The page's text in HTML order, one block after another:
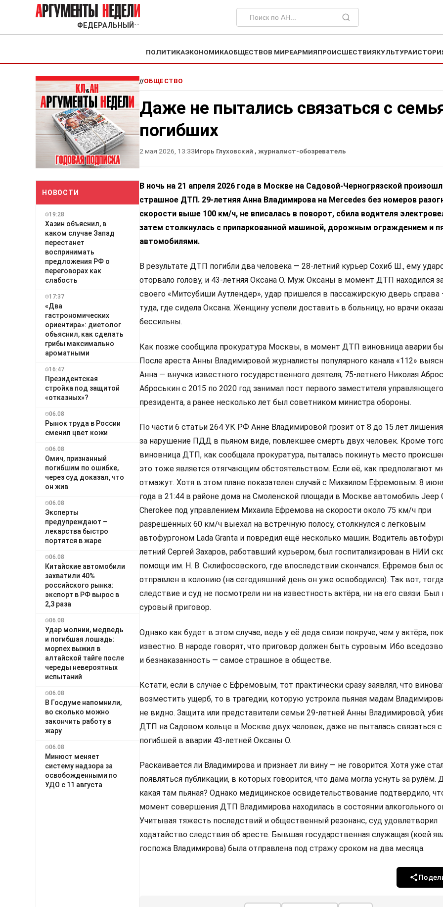
ФЕДЕРАЛЬНЫЙ ﹀
ПОЛИТИКАЭКОНОМИКАОБЩЕСТВОВ МИРЕАРМИЯПРОИСШЕСТВИЯКУЛЬТУРА
НОВОСТИ
19:28
Хазин объяснил, в
каком случае Запад
перестанет
воспринимать
предложения РФ о
переговорах как
слабость
17:37
«Два
гастрономических
ориентира»: диетолог
объяснил, как сделать
грибы максимально
ароматными
16:47
Президентская
стройка под защитой
«отказных»?
06.08
Рынок труда в России
сменил цвет кожи
06.08
Омич, признанный
погибшим по ошибке,
через суд доказал, что
он жив
06.08
Эксперты
предупреждают –
лекарства быстро
портятся в жаре
06.08
Китайские автомобили
захватили 40%
российского рынка:
экспорт в РФ вырос в
2,3 раза
06.08
Удар молнии, медведь
и погибшая лошадь:
морпех выжил в
алтайской тайге после
череды невероятных
испытаний
06.08
В Госдуме напомнили,
во сколько можно
закончить работу в
жару
06.08
Минюст меняет
систему надзора за
освобожденными по
УДО с 11 августа
//ОБЩЕСТВО
Даже не пытались связаться с
погибших
2 мая 2026, 13:33Игорь Глуховский , журналист-обозреватель
В ночь на 21 апреля 2026 года в Москве на Садовой-Черногрязской
страшное ДТП. 29-летняя Анна Владимирова на Mercedes без номеров
скорости выше 100 км/ч, не вписалась в поворот, сбила водителя
затем столкнулась с припаркованной машиной, дорожным ограждением и
автомобилями.
В результате ДТП погибли два человека — 28-летний курьер Сохиб Ш., ему
оторвало голову, и 43-летняя Оксана О. Муж Оксаны в момент ДТП находился
своего «Митсубиши Аутлендер», удар пришелся в пассажирскую дверь справа
туда, где сидела Оксана. Женщину успели доставить в больницу, но врачи
бессильны.
Как позже сообщила прокуратура Москвы, в момент ДТП виновница аварии
После ареста Анны Владимировой журналисты популярного канала «112»
Анна — внучка известного государственного деятеля, 75-летнего Николая
Аброськин с 2015 по 2020 год занимал пост первого заместителя
президента, а ранее несколько лет был советником министра обороны.
По части 6 статьи 264 УК РФ Анне Владимировой грозит от 8 до 15 лет
за нарушение ПДД в пьяном виде, повлекшее смерть двух человек. Кроме
виновница ДТП, как сообщала прокуратура, пыталась покинуть место
это тоже является отягчающим обстоятельством. Если её, как предполагают
отмажут. Хотя в этом плане показателен случай с Михаилом Ефремовым. 8
года в 21:44 в районе дома на Смоленской площади в Москве автомобиль Jeep
Cherokee под управлением Михаила Ефремова на скорости около 75 км/ч при
разрешённых 60 км/ч выехал на встречную полосу, столкнулся с легковым
автофургоном Lada Granta и повредил ещё несколько машин. Водитель
летний Сергей Захаров, работавший курьером, был госпитализирован в НИИ
помощи им. Н. В. Склифосовского, где впоследствии скончался. Ефремов был
отправлен в колонию (на сегодняшний день он уже освободился). Так вот,
следствие и суд не посмотрели ни на известность актёра, ни на его связи.
суровый приговор.
Однако как будет в этом случае, ведь у её деда связи покруче, чем у актёра,
известно. В народе говорят, что приговор должен быть суровым. Ибо
и безнаказанность — самое страшное в обществе.
Кстати, если в случае с Ефремовым, тот практически сразу заявлял, что
возместить ущерб, то в трагедии, которую устроила пьяная мадам
не видно. Защита или представители семьи 29-летней Анны Владимировой,
ДТП на Садовом кольце в Москве двух человек, даже не пыталась связаться
погибшей в аварии 43-летней Оксаны О.
Раскаивается ли Владимирова и признает ли вину — не говорится. Хотя уже
появляться публикации, в которых говорится, что дама могла уснуть за рулём.
какая там пьяная? Однако медицинское освидетельствование подтвердило,
момент совершения ДТП Владимирова находилась в состоянии алкогольного
Учитывая тяжесть последствий и общественный резонанс, суд удовлетворил
ходатайство следствия об аресте. Бывшая государственная служащая (коей
госпожа Владимирова) была отправлена под стражу сроком на два месяца.